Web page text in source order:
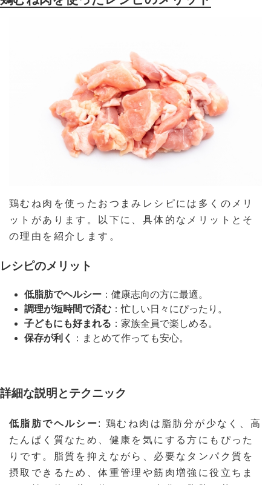
鶏むね肉を使ったおつまみレシピには多くのメリ
ットがあります。以下に、具体的なメリットとそ
の理由を紹介します。
レシピのメリット
低脂肪でヘルシー ：健康志向の方に最適。
調理が短時間で済む ：忙しい日々にぴったり。
子どもにも好まれる ：家族全員で楽しめる。
保存が利く
：まとめて作っても安心。
詳細な説明とテクニック
低脂肪でヘルシー: 鶏むね肉は脂肪分が少なく、高
たんぱく質なため、健康を気にする方にもぴった
りです。脂質を抑えながら、必要なタンパク質を
摂取できるため、体重管理や筋肉増強に役立ちま